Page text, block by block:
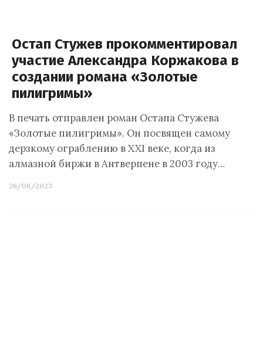
Остап Стужев прокомментировал
участие Александра Коржакова в
создании романа «Золотые
пилигримы»
В печать отправлен роман Остапа Стужева
«Золотые пилигримы». Он посвящен самому
дерзкому ограблению в XXI веке, когда из
алмазной биржи в Антверпене в 2003 году…
26/08/2023